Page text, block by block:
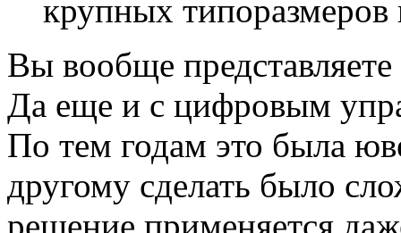
крупных типоразмеров
Вы вообще
Да еще и с цифровым
По тем годам это была
другому сделать было
решение применяется